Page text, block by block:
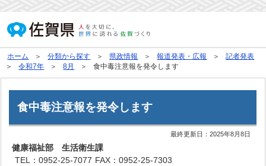
ホーム 分類から探す 県政情報 報道発表・広報
記者発表
令和7年
8月 食中毒注意報を発令します
食中毒注意報を発令します
最終更新日：2025年8月8日
健康福祉部 生活衛生課
TEL：0952-25-7077 FAX：0952-25-7303